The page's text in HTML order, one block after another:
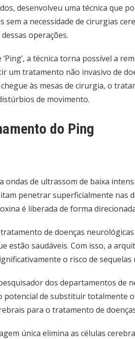
desenvolveu uma técnica que
sem a necessidade de cirurgias
operações.
‘Ping’, a técnica torna possível a
um tratamento não invasivo de
às mesas de cirurgia, o
de movimento.
do Ping
ondas de ultrassom de baixa
penetrar superficialmente nas
é liberada de forma
de doenças
estão saudáveis. Com isso, a
o risco de sequelas
dos departamentos de
potencial de substituir totalmente
para o tratamento de
única elimina as células